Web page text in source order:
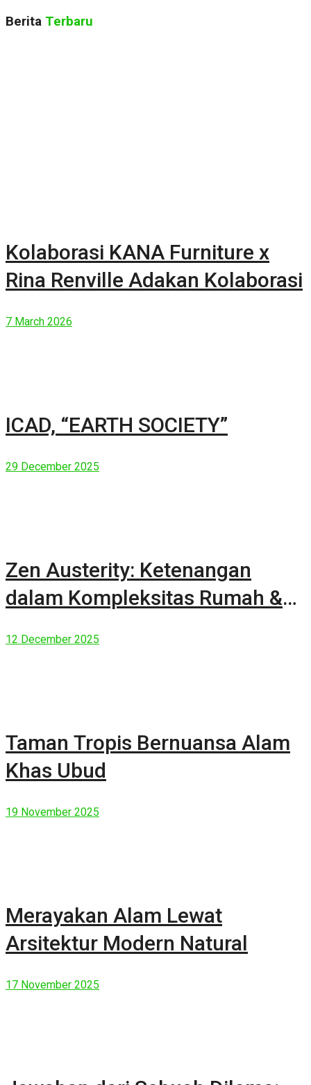
Berita Terbaru
Kolaborasi KANA Furniture x
Rina Renville Adakan Kolaborasi
7 March 2026
ICAD, “EARTH SOCIETY”
29 December 2025
Zen Austerity: Ketenangan
dalam Kompleksitas Rumah &
12 December 2025
Taman Tropis Bernuansa Alam
Khas Ubud
19 November 2025
Merayakan Alam Lewat
Arsitektur Modern Natural
17 November 2025